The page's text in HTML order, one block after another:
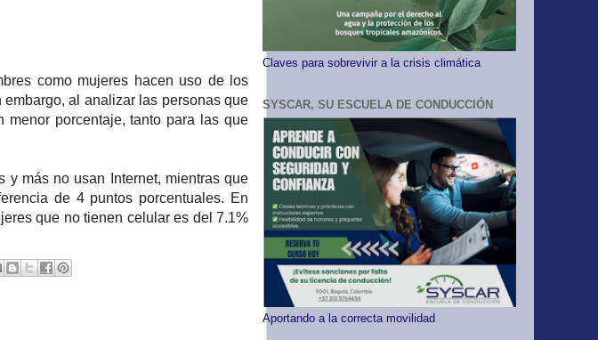
como mujeres hacen uso de los
al analizar las personas que
porcentaje, tanto para las que
y más no usan Internet, mientras que
de 4 puntos porcentuales. En
que no tienen celular es del 7.1%
Claves para sobrevivir a la crisis climática
SYSCAR, SU ESCUELA DE CONDUCCIÓN
Aportando a la correcta movilidad